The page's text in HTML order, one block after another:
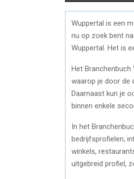
H
A
R
O
N
Wuppertal is een
nu op zoek bent
Wuppertal. Het is
Het Branchenbuch
waarop je door de
Daarnaast kun je
binnen enkele
In het
bedrijfsprofielen,
winkels,
uitgebreid profiel,